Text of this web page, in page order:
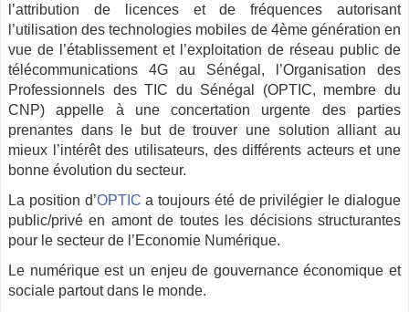
l’attribution de licences et de fréquences autorisant
l’utilisation des technologies mobiles de 4ème génération en
vue de l’établissement et l’exploitation de réseau public de
télécommunications 4G au Sénégal, l’Organisation des
Professionnels des TIC du Sénégal (OPTIC, membre du
CNP) appelle à une concertation urgente des parties
prenantes dans le but de trouver une solution alliant au
mieux l’intérêt des utilisateurs, des différents acteurs et une
bonne évolution du secteur.
La position d’OPTIC a toujours été de privilégier le dialogue
public/privé en amont de toutes les décisions structurantes
pour le secteur de l’Economie Numérique.
Le numérique est un enjeu de gouvernance économique et
sociale partout dans le monde.